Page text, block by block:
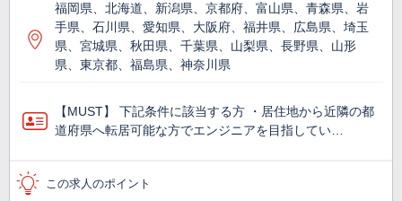
福岡県、北海道、新潟県、京都府、富山県、青森県、岩
手県、石川県、愛知県、大阪府、福井県、広島県、埼玉
県、宮城県、秋田県、千葉県、山梨県、長野県、山形
県、東京都、福島県、神奈川県
【MUST】 下記条件に該当する方 ・居住地から近隣の都
道府県へ転居可能な方でエンジニアを目指してい…
この求人のポイント